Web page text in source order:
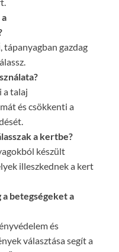
tápanyagban gazdag
a talaj
és csökkenti a
a kertbe?
készült
illeszkednek a kert
betegségeket a
és
választása segít a